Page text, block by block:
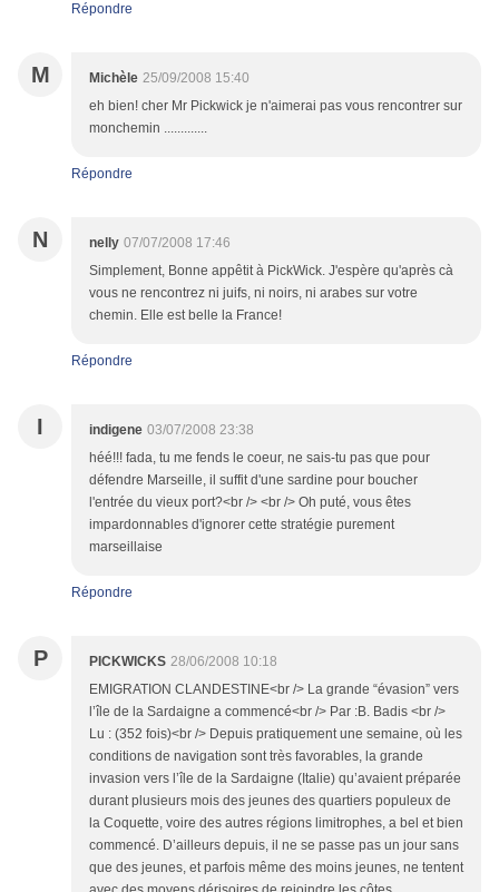
Répondre
M Michèle 25/09/2008 15:40
eh bien! cher Mr Pickwick je n'aimerai pas vous rencontrer sur
monchemin .............
Répondre
N nelly 07/07/2008 17:46
Simplement, Bonne appêtit à PickWick. J'espère qu'après cà
vous ne rencontrez ni juifs, ni noirs, ni arabes sur votre
chemin. Elle est belle la France!
Répondre
I indigene 03/07/2008 23:38
héé!!! fada, tu me fends le coeur, ne sais-tu pas que pour
défendre Marseille, il suffit d'une sardine pour boucher
l'entrée du vieux port?<br /> <br /> Oh puté, vous êtes
impardonnables d'ignorer cette stratégie purement
marseillaise
Répondre
P PICKWICKS 28/06/2008 10:18
EMIGRATION CLANDESTINE<br /> La grande “évasion” vers
l’île de la Sardaigne a commencé<br /> Par :B. Badis <br />
Lu : (352 fois)<br /> Depuis pratiquement une semaine, où les
conditions de navigation sont très favorables, la grande
invasion vers l’île de la Sardaigne (Italie) qu’avaient préparée
durant plusieurs mois des jeunes des quartiers populeux de
la Coquette, voire des autres régions limitrophes, a bel et bien
commencé. D’ailleurs depuis, il ne se passe pas un jour sans
que des jeunes, et parfois même des moins jeunes, ne tentent